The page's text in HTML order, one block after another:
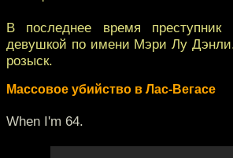
В последнее время преступник
девушкой по имени Мэри Лу
розыск.
Массовое убийство в Лас-Вегасе
When I'm 64.